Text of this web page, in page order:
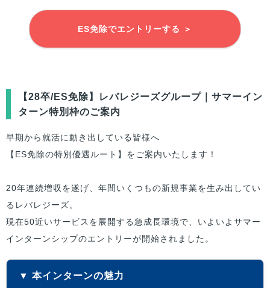
ES免除でエントリーする ＞
【28卒/ES免除】レバレジーズグループ｜サマーイン
ターン特別枠のご案内
早期から就活に動き出している 皆様へ
【ES免除の特別優遇ルート】をご案内いたします！
20年連続増収を遂げ、年間いくつもの新規事業を生み出してい
るレバレジーズ。
現在50近いサービスを展開する急成長環境で、いよいよサマー
インターンシップのエントリーが開始されました。
▼ 本インターンの魅力